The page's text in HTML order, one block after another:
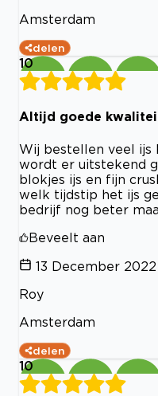
Amsterdam
delen
10
Altijd goede
Wij bestellen veel ijs
wordt er uitstekend
blokjes ijs en fijn
welk tijdstip het ijs
bedrijf nog beter
Beveelt aan
13 December 2022
Roy
Amsterdam
delen
10